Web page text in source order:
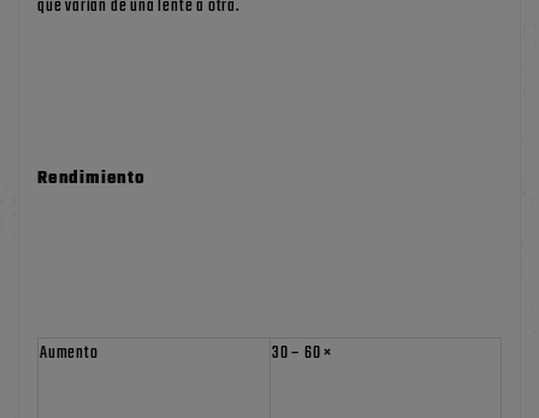
que varían de una lente a otra.
Rendimiento
Aumento 30 – 60 ×